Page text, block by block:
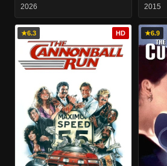
2026 2015
★6.3 HD ★6.9